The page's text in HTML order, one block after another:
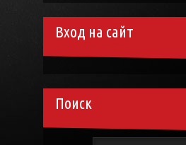
Вход на сайт
Поиск